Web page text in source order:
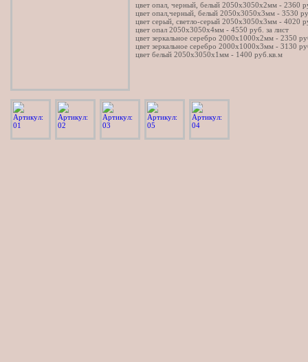
цвет опал, черный, белый 2050х3050х2мм - 2360
цвет опал,черный, белый 2050х3050х3мм - 3530
цвет серый, светло-серый 2050х3050х3мм - 4020
цвет опал 2050х3050х4мм - 4550 руб. за лист
цвет зеркальное серебро 2000х1000х2мм - 2350
цвет зеркальное серебро 2000х1000х3мм - 3130
цвет белый 2050х3050х1мм - 1400 руб.кв.м